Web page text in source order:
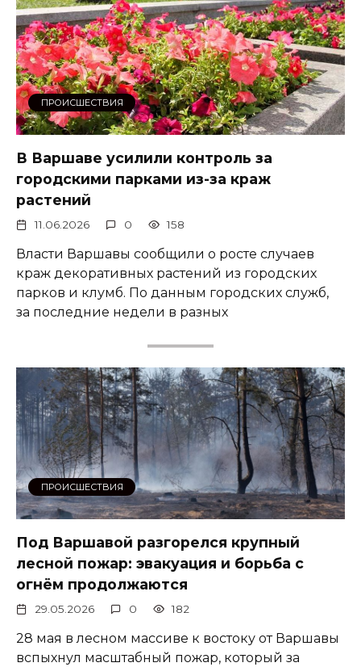
ПРОИСШЕСТВИЯ
В Варшаве усилили контроль за
городскими парками из-за краж
растений
11.06.2026 0 158
Власти Варшавы сообщили о росте случаев
краж декоративных растений из городских
парков и клумб. По данным городских служб,
за последние недели в разных
ПРОИСШЕСТВИЯ
Под Варшавой разгорелся крупный
лесной пожар: эвакуация и борьба с
огнём продолжаются
29.05.2026 0 182
28 мая в лесном массиве к востоку от Варшавы
вспыхнул масштабный пожар, который за